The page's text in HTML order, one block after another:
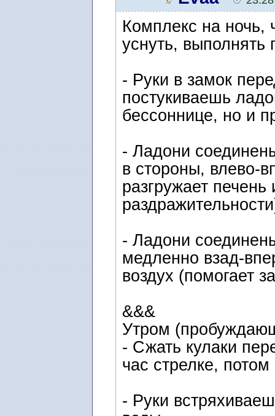
Комплекс на ночь,
уснуть,
- Руки в замок
постукиваешь
бессоннице, но и
- Ладони
в стороны, влево-
разгружает печень
- Ладони
медленно взад-
воздух (помогает
&&&
Утром
- Сжать кулаки
час стрелке,
- Руки